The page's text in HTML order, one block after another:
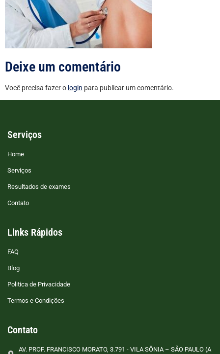
Deixe um comentário
Você precisa fazer o login para publicar um comentário.
Serviços
Home
Serviços
Resultados de exames
Contato
Links Rápidos
FAQ
Blog
Politica de Privacidade
Termos e Condições
Contato
AV. PROF. FRANCISCO MORATO, 3.791 - VILA SÔNIA – SÃO PAULO (A